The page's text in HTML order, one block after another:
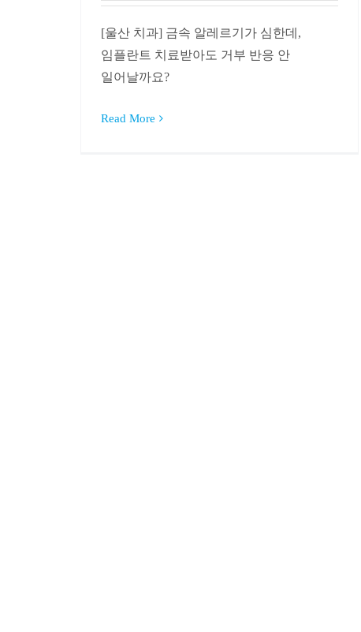
[울산 치과] 금속 알레르기가 심한데,
임플란트 치료받아도 거부 반응 안
일어날까요?
Read More